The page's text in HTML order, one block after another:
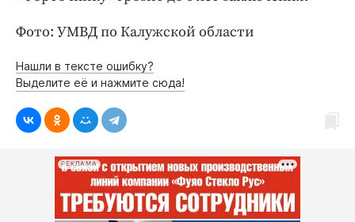
Фото: УМВД по Калужской области
Нашли в тексте ошибку?
Выделите её и нажмите сюда!
РЕКЛАМА